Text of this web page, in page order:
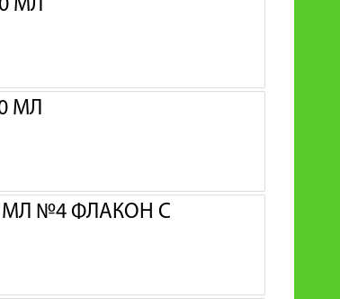
МЛ
МЛ
№4 ФЛАКОН С